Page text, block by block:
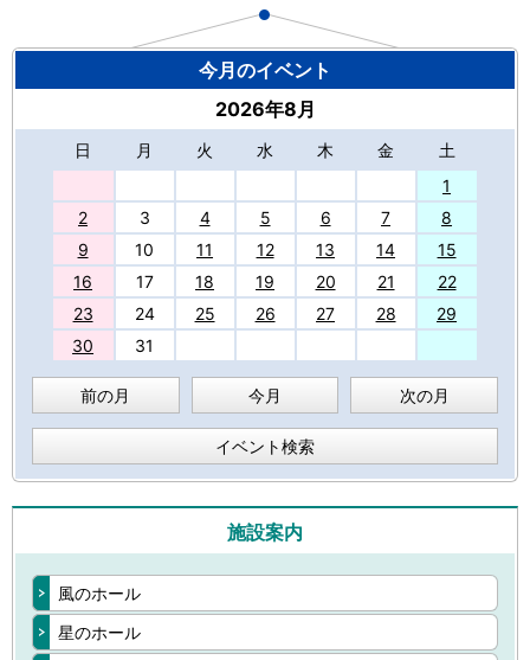
今月のイベント
2026年8月
日 月 火 水 木 金
土
1
2
3 4 5 6 7
8
9
10 11 12 13 14
15
16
17 18 19 20 21
22
23
24 25 26 27 28
29
30
31
前の月 今月 次の月
イベント検索
施設案内
風のホール
星のホール